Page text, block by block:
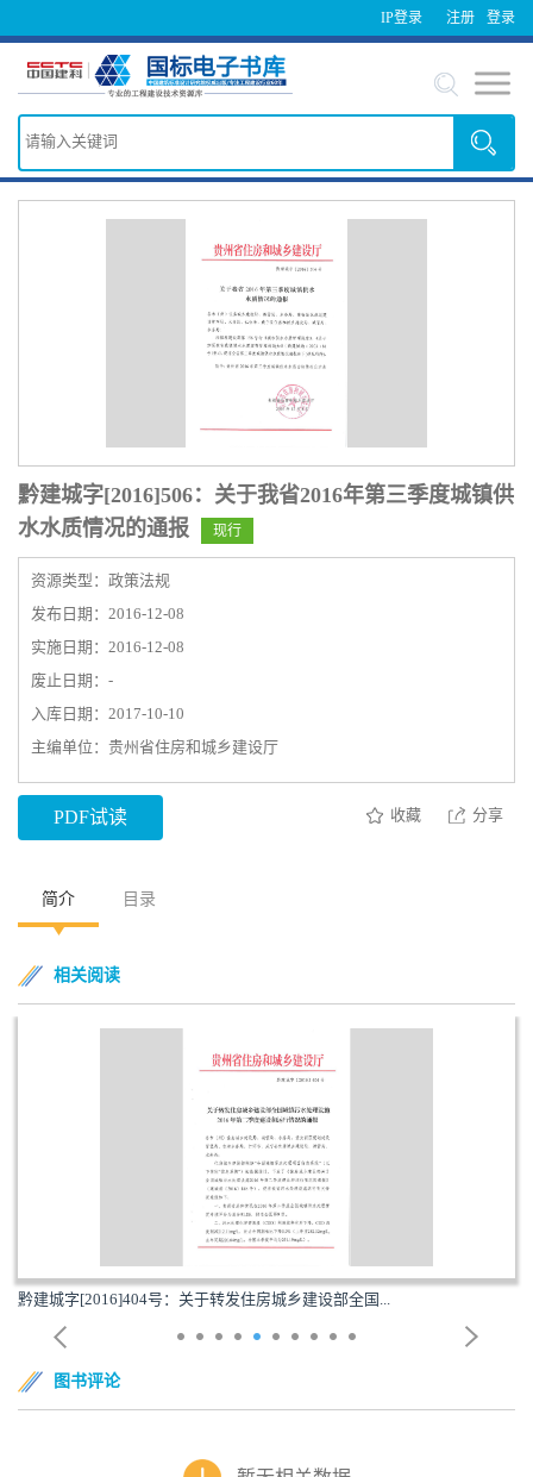
IP登录 登录
注册
黔建城字[2016]506：关于我省2016年第三季度城镇供
水水质情况的通报
现行
资源类型：政策法规
发布日期：2016-12-08
实施日期：2016-12-08
废止日期：-
入库日期：2017-10-10
主编单位：贵州省住房和城乡建设厅
PDF试读 收藏 分享
简介 目录
相关阅读
黔建城字[2016]404号：关于转发住房城乡建设部全国...
图书评论